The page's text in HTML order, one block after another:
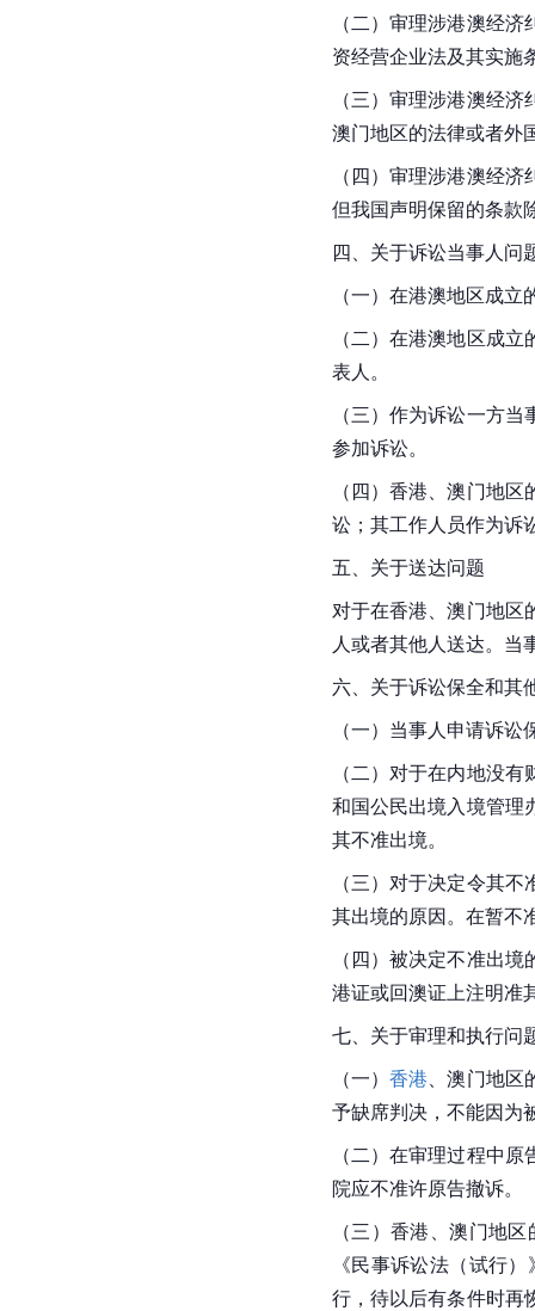
（二）审理涉港澳经
资经营企业法及其实施
（三）审理涉港澳经
澳门地区的法律或者外
（四）审理涉港澳经
但我国声明保留的条款
四、关于诉讼当事人问
（一）在港澳地区成
（二）在港澳地区成
表人。
（三）作为诉讼一方
参加诉讼。
（四）香港、澳门地
讼；其工作人员作为诉
五、关于送达问题
对于在香港、澳门地区
人或者其他人送达。当
六、关于诉讼保全和其
（一）当事人申请诉
（二）对于在内地没
和国公民出境入境管理
其不准出境。
（三）对于决定令其
其出境的原因。在暂不
（四）被决定不准出
港证或回澳证上注明准
七、关于审理和执行问
（一）香港 、澳门地
予缺席判决，不能因为
（二）在审理过程中
院应不准许原告撤诉。
（三）香港、澳门地
《民事诉讼法（试行
行，待以后有条件时再